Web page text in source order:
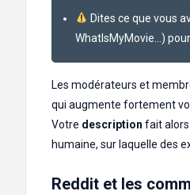
Dites ce que vous
WhatIsMyMovie…)
Les modérateurs et
qui augmente fortement
Votre description fait alors
humaine, sur laquelle des
Reddit et les